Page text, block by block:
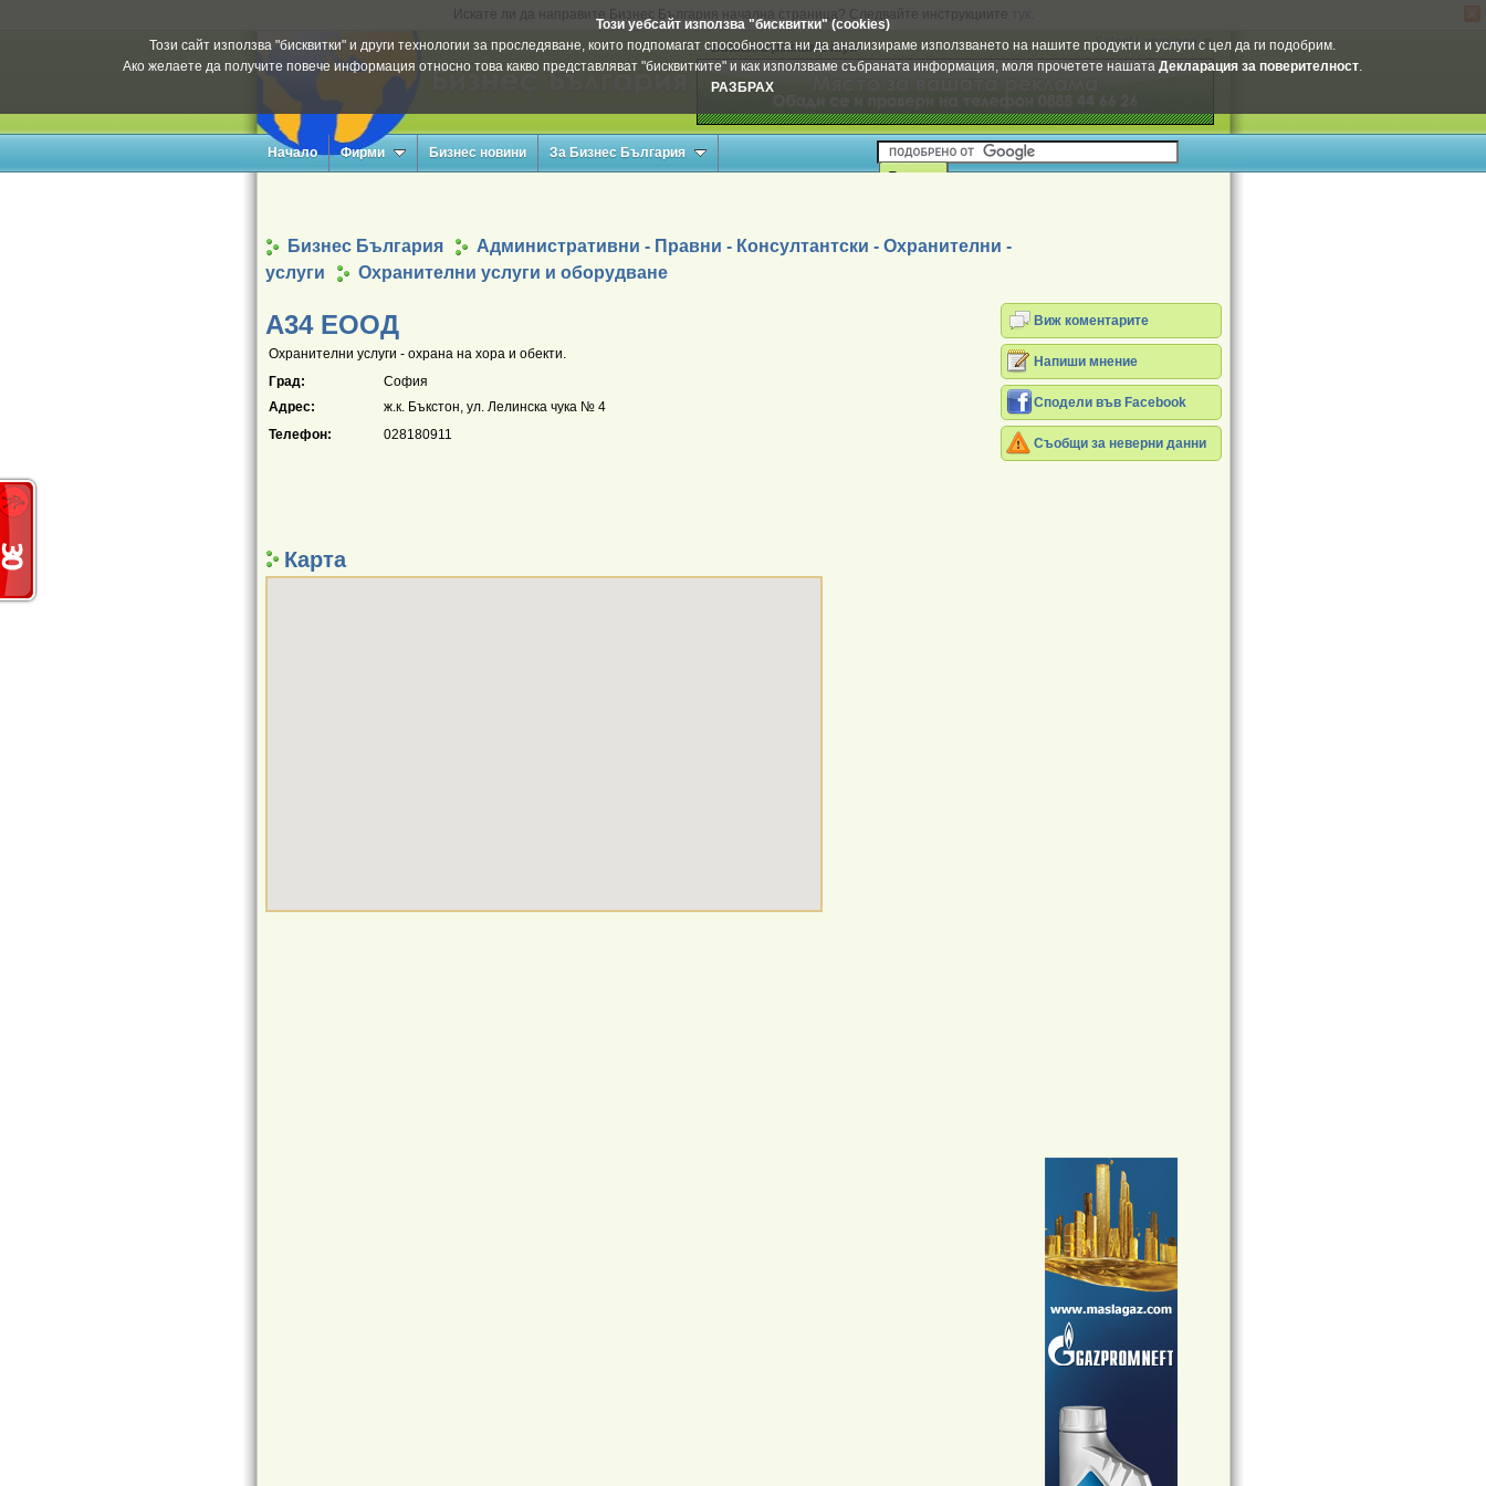
Искате ли да направите Бизнес България начална страница? Следвайте инструкциите
Този уебсайт използва "бисквитки" (cookies)
Този сайт използва "бисквитки" и други технологии за проследяване, които подпомагат способността ни да анализираме използването на нашите продукти и услуги с цел да ги подобрим.
Ако желаете да получите повече информация относно това какво представляват "бисквитките" и как използваме събраната информация, моля прочетете нашатаДекларация за поверителност.
РАЗБРАХ
Select Language ▼
Вашата реклама тук
Начало Фирми Бизнес новини За Бизнес България
Бизнес България
Административни - Правни - Консултантски - Охранителни -
услуги
Охранителни услуги и оборудване
А34 ЕООД
Охранителни услуги - охрана на хора и обекти.
Град:
София
Адрес:
ж.к. Бъкстон, ул. Лелинска чука № 4
Телефон:
028180911
Карта
Виж коментарите
Напиши мнение
Сподели във Facebook
Съобщи за неверни данни